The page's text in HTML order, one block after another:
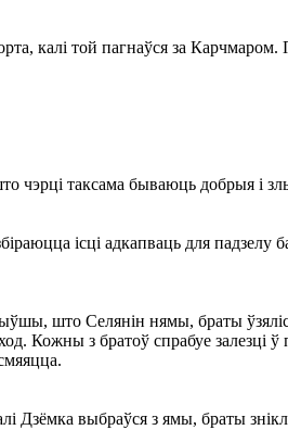
калі той пагнаўся за Карчмаром.
чэрці таксама бываюць добрыя і
ісці адкапваць для падзелу
што Селянін нямы, браты
Кожны з братоў спрабуе залезці ў
Дзёмка выбраўся з ямы, браты